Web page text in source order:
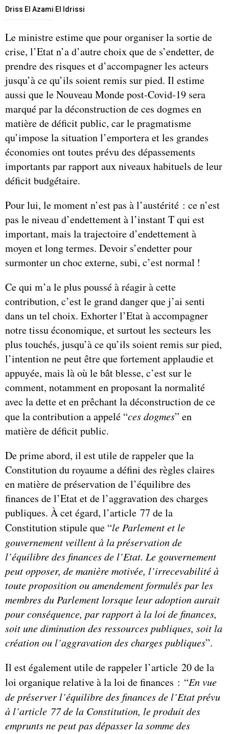
Driss El Azami El Idrissi
Le ministre estime que pour organiser la sortie de
crise, l’Etat n’a d’autre choix que de s’endetter, de
prendre des risques et d’accompagner les acteurs
jusqu’à ce qu’ils soient remis sur pied. Il estime
aussi que le Nouveau Monde post-Covid-19 sera
marqué par la déconstruction de ces dogmes en
matière de déficit public, car le pragmatisme
qu’impose la situation l’emportera et les grandes
économies ont toutes prévu des dépassements
importants par rapport aux niveaux habituels de leur
déficit budgétaire.
Pour lui, le moment n’est pas à l’austérité : ce n’est
pas le niveau d’endettement à l’instant T qui est
important, mais la trajectoire d’endettement à
moyen et long termes. Devoir s’endetter pour
surmonter un choc externe, subi, c’est normal !
Ce qui m’a le plus poussé à réagir à cette
contribution, c’est le grand danger que j’ai senti
dans un tel choix. Exhorter l’Etat à accompagner
notre tissu économique, et surtout les secteurs les
plus touchés, jusqu’à ce qu’ils soient remis sur pied,
l’intention ne peut être que fortement applaudie et
appuyée, mais là où le bât blesse, c’est sur le
comment, notamment en proposant la normalité
avec la dette et en prêchant la déconstruction de ce
que la contribution a appelé “ces dogmes” en
matière de déficit public.
De prime abord, il est utile de rappeler que la
Constitution du royaume a défini des règles claires
en matière de préservation de l’équilibre des
finances de l’Etat et de l’aggravation des charges
publiques. À cet égard, l’article 77 de la
Constitution stipule que “le Parlement et le
gouvernement veillent à la préservation de
l’équilibre des finances de l’Etat. Le gouvernement
peut opposer, de manière motivée, l’irrecevabilité à
toute proposition ou amendement formulés par les
membres du Parlement lorsque leur adoption aurait
pour conséquence, par rapport à la loi de finances,
soit une diminution des ressources publiques, soit la
création ou l’aggravation des charges publiques”.
Il est également utile de rappeler l’article 20 de la
loi organique relative à la loi de finances : “En vue
de préserver l’équilibre des finances de l’Etat prévu
à l’article 77 de la Constitution, le produit des
emprunts ne peut pas dépasser la somme des